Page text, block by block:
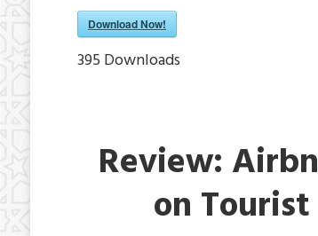
Download Now!
395 Downloads
Review:
on